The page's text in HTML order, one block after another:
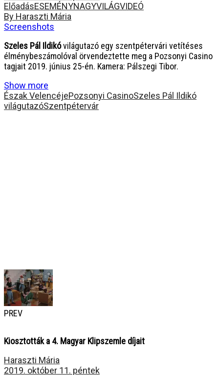
ElőadásESEMÉNYNAGYVILÁGVIDEÓ
By Haraszti Mária
Screenshots
Szeles Pál Ildikóvilágutazó egy szentpétervári vetítéses
élménybeszámolóval örvendeztette meg a Pozsonyi Casino
tagjait 2019. június 25-én. Kamera: Pálszegi Tibor.
Show more
Észak VelencéjePozsonyi CasinoSzeles Pál Ildikó
világutazóSzentpétervár
PREV
Kiosztották a 4. Magyar Klipszemle díjait
Haraszti Mária
2019. október 11. péntek